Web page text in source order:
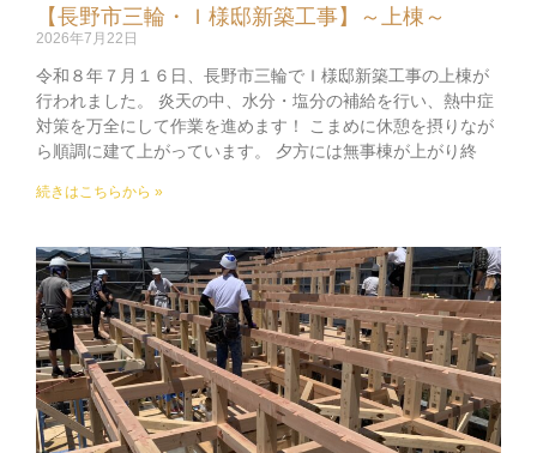
【長野市三輪・Ｉ様邸新築工事】～上棟～
2026年7月22日
令和８年７月１６日、長野市三輪でＩ様邸新築工事の上棟が
行われました。 炎天の中、水分・塩分の補給を行い、熱中症
対策を万全にして作業を進めます！ こまめに休憩を摂りなが
ら順調に建て上がっています。 夕方には無事棟が上がり終
続きはこちらから »